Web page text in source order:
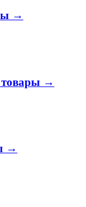
→
товары →
→